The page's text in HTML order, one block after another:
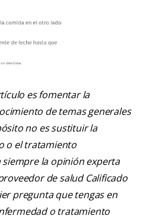
es fomentar la
de temas generales
no es sustituir la
o el tratamiento
la opinión experta
de salud Calificado
pregunta que tengas en
o tratamiento